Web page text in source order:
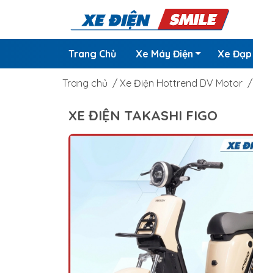
Trang Chủ Xe Máy Điện Xe
Trang chủ / Xe Điện Hottrend DV Motor /
XE ĐIỆN TAKASHI FIGO